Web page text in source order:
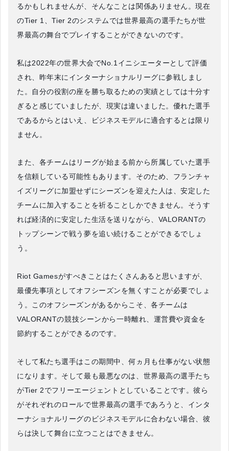
るかもしれませんが、そんなことは関係ありません。現在
のTier 1、Tier 2のシステムでは世界最高の選手たちが世
界最高の舞台でプレイすることができないのです。
私は2022年の世界大会でNo.1イニシエーターとして評価
され、昨年末にインターナショナルリーグに参戦しまし
た。自分の役割の座を勝ち取るための実績としては十分す
ぎると感じていましたが、現実は違いました。優れた選手
であるからとはいえ、ビジネスモデルに適合するとは限り
ません。
また、各チームはリーグが始まる前から所属していた選手
を信頼している可能性もあります。そのため、フランチャ
イズリーグに加盟せずにシーズンを迎えた人は、安定した
チームに加入することを祈ることしかできません。そうす
れば経済的に安定した生活を送りながら、VALORANTの
トップシーンで戦う夢を追い続けることができるでしょ
う。
Riot Gamesがすべきことはたくさんあると思いますが、
最優先事項としてオフシーズンを無くすことが必要でしょ
う。このオフシーズンがあるからこそ、各チームは
VALORANTの競技シーンから一時離れ、運営費や資金を
節約することができるのです。
そして私たち選手はこの期間中、何ヵ月も仕事がない状態
になります。そして最も最悪なのは、世界最高の選手たち
がTier 2でフリーエージェントとしていることです。彼ら
がそれぞれのロールで世界最高の選手であろうと、インタ
ーナショナルリーグのビジネスモデルに合わない場合、彼
らは決して舞台に立つことはできません。